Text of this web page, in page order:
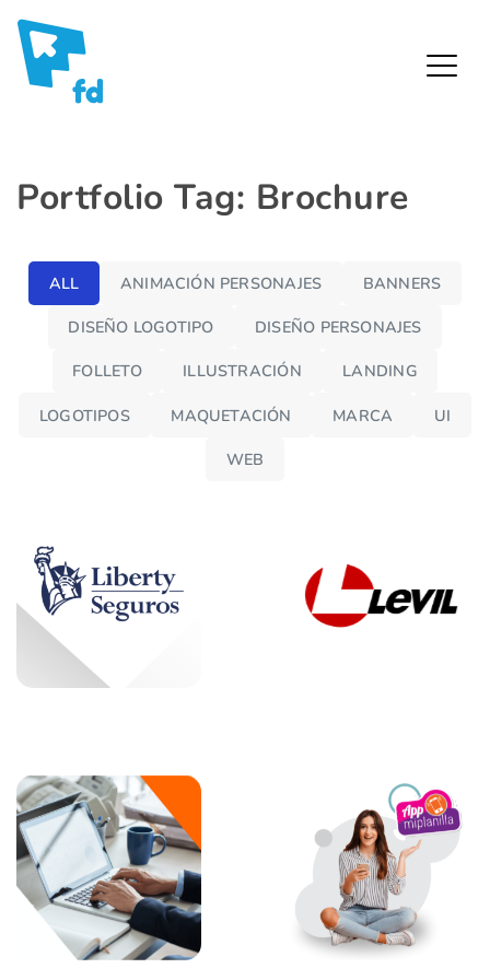
SkipPortfolio Tag: Brochure
ALL ANIMACIÓN PERSONAJES BANNERS
DISEÑO LOGOTIPO DISEÑO PERSONAJES
FOLLETO ILLUSTRACIÓN LANDING
LOGOTIPOS MAQUETACIÓN MARCA UI
WEB
Levil /
Corp. Sitio